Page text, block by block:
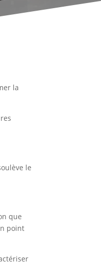
la
le
que
point